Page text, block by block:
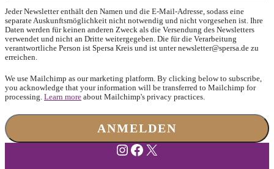
Jeder Newsletter enthält den Namen und die E-Mail-Adresse, sodass eine
separate Auskunftsmöglichkeit nicht notwendig und nicht vorgesehen ist. Ihre
Daten werden für keinen anderen Zweck als die Versendung des Newsletters
verwendet und nicht an Dritte weitergegeben. Die für die Verarbeitung
verantwortliche Person ist Spersa Kreis und ist unternewsletter@spersa.de zu
erreichen.
We use Mailchimp as our marketing platform. By clicking below to subscribe,
you acknowledge that your information will be transferred to Mailchimp for
processing. Learn more about Mailchimp's privacy practices.
Instagram
Facebook
X